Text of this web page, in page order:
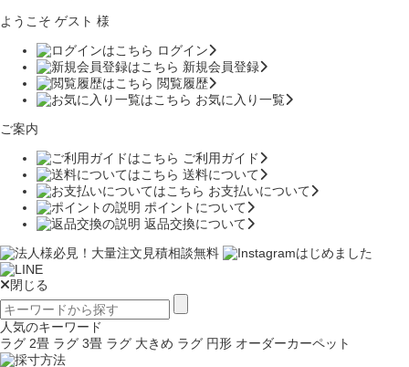
ようこそ ゲスト 様
ログイン
新規会員登録
閲覧履歴
お気に入り一覧
ご案内
ご利用ガイド
送料について
お支払いについて
ポイントについて
返品交換について
閉じる
人気のキーワード
ラグ 2畳 ラグ 3畳 ラグ 大きめ ラグ 円形 オーダーカーペット